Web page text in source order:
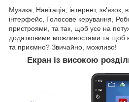
Музика, Навігація, інтернет,
інтерфейс, Голосове керування,
пристроями, та так, щоб усе на
додатковими можливостями та щоб
та приємно? Звичайно, можливо!
Екран із високою